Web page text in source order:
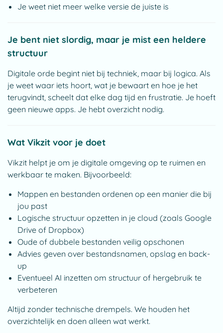
Je weet niet meer welke versie de juiste is
Je bent niet slordig, maar je mist een heldere
structuur
Digitale orde begint niet bij techniek, maar bij logica. Als
je weet waar iets hoort, wat je bewaart en hoe je het
terugvindt, scheelt dat elke dag tijd en frustratie. Je hoeft
geen nieuwe apps. Je hebt overzicht nodig.
Wat Vikzit voor je doet
Vikzit helpt je om je digitale omgeving op te ruimen en
werkbaar te maken. Bijvoorbeeld:
Mappen en bestanden ordenen op een manier die bij
jou past
Logische structuur opzetten in je cloud (zoals Google
Drive of Dropbox)
Oude of dubbele bestanden veilig opschonen
Advies geven over bestandsnamen, opslag en back-
up
Eventueel AI inzetten om structuur of hergebruik te
verbeteren
Altijd zonder technische drempels. We houden het
overzichtelijk en doen alleen wat werkt.